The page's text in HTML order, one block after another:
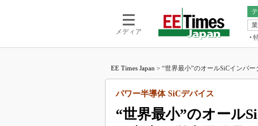
メディア
電池／エネ
福田
大山
EE Times Japan > “世界最小”のオールSiCインバー
“世界最小”のオール
パワー半導体 SiCデバイス